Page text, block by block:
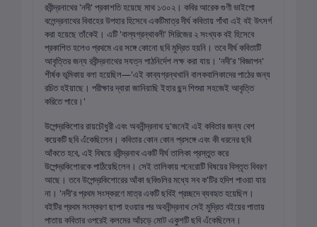
রবীন্দ্রনাথের 'নদী' প্রকাশতি হয়েছে মাথ ১৩০২। কবির আরেক গুণী ভাইপো
বলেন্দ্রনাথের বিবাহের উপহার হিসেবে একটিমাত্র দীর্ঘ কবিতায় গাঁথা এই বই উৎসর্গ
করা হয়েছে তাঁকেই। এটি 'বাল্যগ্রন্থাবলী' সিরিজের ২ সংখ্যক বই হিসেবে
প্রকাশিত হলেও প্রথমে এর সঙ্গে কোনো ছবি মুদ্রিত হয়নি। তবে দীর্ঘ কবিতাটি
আবৃত্তির জন্য রবীন্দ্রনাথের সযত্ন পাঠনির্দেশ লক্ষ করা যায়। 'নদী'র 'বিজ্ঞাপন'
শীর্ষক ভূমিকায় বলা হয়েছিল—'এই কাব্যগ্রন্থখানি বালকবালিকাদের পাঠের জন্য
রচিত হইয়াছে। পরীক্ষার দ্বারা জানিয়াছি ইহার ছন্দ শিশুরা সহজেই আবৃত্তি
করিতে পারে।'
উপেন্দ্রকিশোর রায়চৌধুরী এবং অবনীন্দ্রনাথ দু'জনেই এই কবিতার জন্য বেশ
কয়েকটি ছবি এঁকেছিলেন। কবিতার কোন কোন প্রসঙ্গে এবং কী ধরনের ছবি
আঁকতে হবে, এই বিষয়ে রবীন্দ্রনাথ একটি দীর্ঘ তালিকা প্রস্তুত করে
উপেন্দ্রকিশোরকে পাঠিয়েছিলেন। সেই তালিকায় পনেরোটি বিষয়ের বিস্তৃত বিবরণ
আছে। তবে উপেন্দ্রকিশোরের আঁকা ছবিগুলির মধ্যে সব ক'টির হদিশ পাওয়া যায়
না। 'নদী'র প্রথম সংস্করণে মাত্র একটি ছবিই প্রচ্ছদে ব্যবহৃত হয়েছিল।
বইটির প্রথম সংস্করণ ছাপা হওয়ার পর অবনীন্দ্রনাথ সেই মুদ্রিত বইয়ের পাতায়
পাতায় কবিতার ওপরেই কলমের আঁচড়ে মোট একুশটি ছবি এঁকেছিলেন।